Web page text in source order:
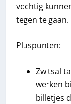
vochtig
tegen te gaan.
Pluspunten:
Zwitsal
werken
billetjes